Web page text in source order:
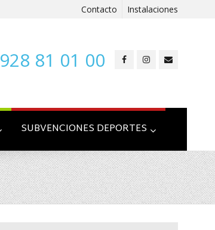
Contacto Instalaciones
928 81 01 00
SUBVENCIONES DEPORTES